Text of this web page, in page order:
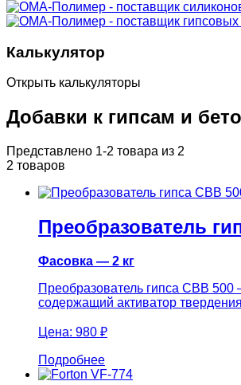
Калькулятор
Открыть калькуляторы
Добавки к гипсам и
Представлено 1-2 товара из 2
2 товаров
Преобразователь
Фасовка — 2 кг
Преобразователь гипса СВВ 500
содержащий активатор
Цена: 980 ₽
Подробнее